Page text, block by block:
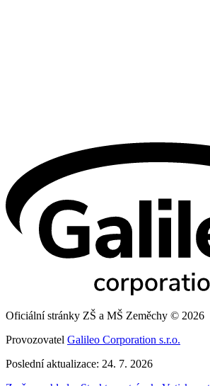
Oficiální stránky ZŠ a MŠ Zeměchy © 2026
Provozovatel Galileo Corporation s.r.o.
Poslední aktualizace: 24. 7. 2026